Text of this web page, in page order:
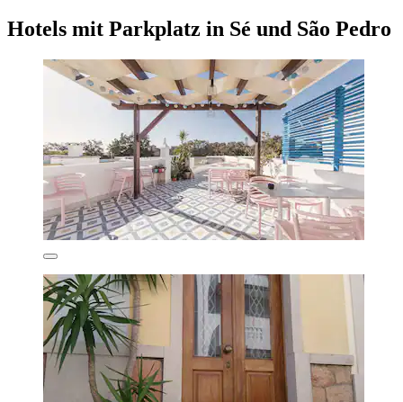
Hotels mit Parkplatz in Sé und São Pedro